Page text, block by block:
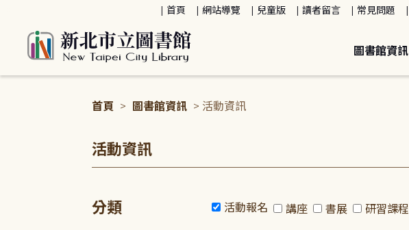
首頁 網站導覽 兒童版 讀者留言 常見問題
圖書館資訊
首頁 > 圖書館資訊 > 活動資訊
活動資訊
分類 活動報名 講座 書展 研習課程